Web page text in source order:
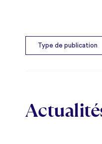
Type de publication